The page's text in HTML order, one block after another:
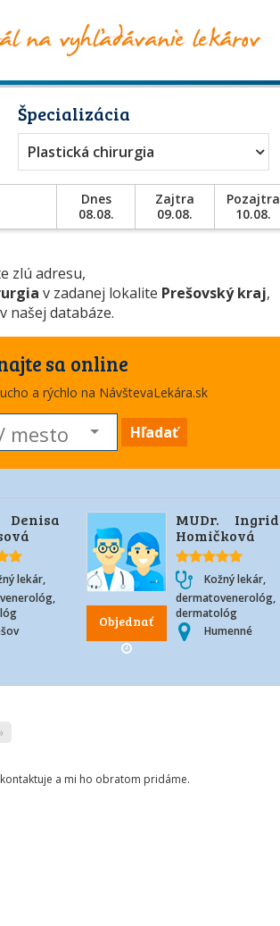
Špecializácia
Plastická chirurgia
Dnes
08.08.
Zajtra
09.08.
Pozajtra
10.08.
zlú adresu,
v zadanej lokalite Prešovský kraj,
našej databáze.
sa online
a rýchlo na NávštevaLekára.sk
Hľadať
Denisa
lekár,
Objednať
MUDr. Ingrid
Homičková
Kožný lekár,
dermatovenerológ,
dermatológ
Humenné
a mi ho obratom pridáme.